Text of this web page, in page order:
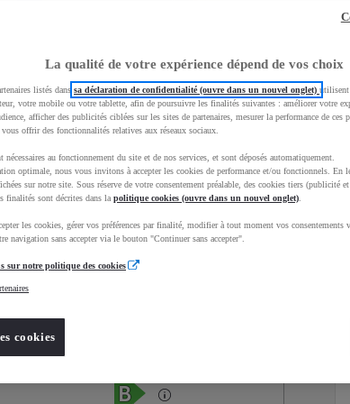
Services Concession
Occasions
La qualité de votre expérience dépend de vos choix
listés dans sa déclaration de confidentialité (ouvre dans un nouvel onglet) utilisent
votre mobile ou votre tablette, afin de poursuivre les finalités suivantes : améliorer votre
afficher des publicités ciblées sur les sites de partenaires, mesurer la performance de
offrir des fonctionnalités relatives aux réseaux sociaux.
nécessaires au fonctionnement du site et de nos services, et sont déposés automatiquement.
optimale, nous vous invitons à accepter les cookies de performance et/ou fonctionnels. En
sur notre site. Sous réserve de votre consentement préalable, des cookies tiers (publicité
finalités sont décrites dans la politique cookies (ouvre dans un nouvel onglet)
les cookies, gérer vos préférences par finalité, modifier à tout moment vos consentements
navigation sans accepter via le bouton "Continuer sans accepter".
sur notre politique des cookies
cookies